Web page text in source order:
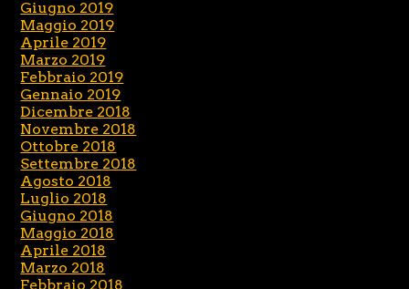
Giugno 2019
Maggio 2019
Aprile 2019
Marzo 2019
Febbraio 2019
Gennaio 2019
Dicembre 2018
Novembre 2018
Ottobre 2018
Settembre 2018
Agosto 2018
Luglio 2018
Giugno 2018
Maggio 2018
Aprile 2018
Marzo 2018
Febbraio 2018